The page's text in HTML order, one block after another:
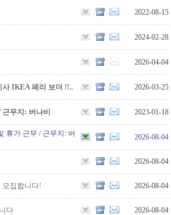
2022-08-15
2024-02-28
2026-04-04
사 IKEA 페리 보더 !!.. 2026-03-25
무지: 버나비 2023-01-18
휴가 근무 / 근무지: 버
2026-08-04
2026-08-04
모집합니다! 2026-08-04
다 2026-08-04